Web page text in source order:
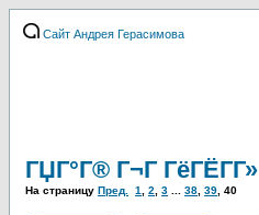
Сайт Андрея Герасимова
ГЏГ°Г® Г¬Г ГёГЁГ­Г»
На страницу Пред. 1 2 3 38 39 40